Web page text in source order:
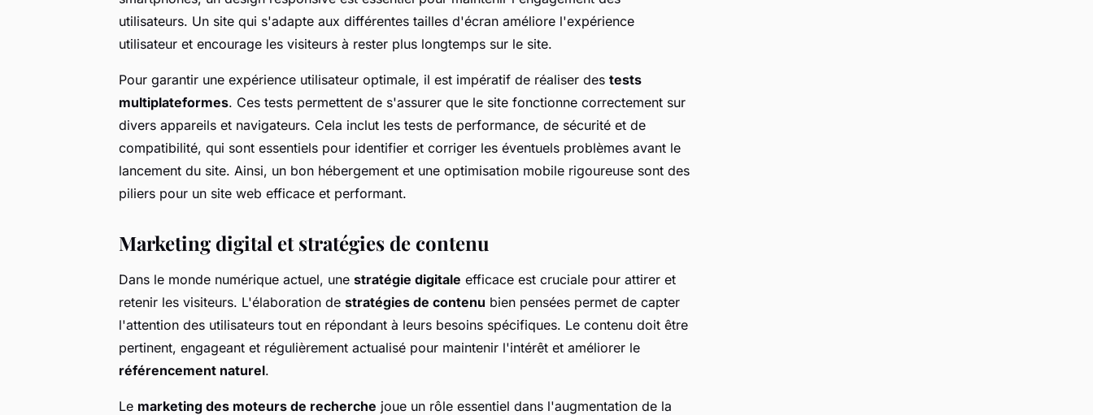
utilisateurs. Un site qui s'adapte aux différentes tailles d'écran améliore l'expérience
utilisateur et encourage les visiteurs à rester plus longtemps sur le site.
Pour garantir une expérience utilisateur optimale, il est impératif de réaliser des tests
multiplateformes. Ces tests permettent de s'assurer que le site fonctionne correctement sur
divers appareils et navigateurs. Cela inclut les tests de performance, de sécurité et de
compatibilité, qui sont essentiels pour identifier et corriger les éventuels problèmes avant le
lancement du site. Ainsi, un bon hébergement et une optimisation mobile rigoureuse sont des
piliers pour un site web efficace et performant.
Marketing digital et stratégies de contenu
Dans le monde numérique actuel, une stratégie digitale efficace est cruciale pour attirer et
retenir les visiteurs. L'élaboration de stratégies de contenu bien pensées permet de capter
l'attention des utilisateurs tout en répondant à leurs besoins spécifiques. Le contenu doit être
pertinent, engageant et régulièrement actualisé pour maintenir l'intérêt et améliorer le
référencement naturel.
Le marketing des moteurs de recherche joue un rôle essentiel dans l'augmentation de la